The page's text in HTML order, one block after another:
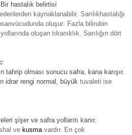
Bir hastalık belirtisi
kaynaklanabilir. Sarılıkhastalığı
vücudundaoluşur: Fazla bilirubin
yollarındaoluşan tıkanıklık. Sarılığın dört
:
tahrip olması sonucu safra, kana karışır.
idrar rengi normal, büyük tuvaleti ise
şişer ve safra yollarıtı kanır.
ve kusma vardır. En çok